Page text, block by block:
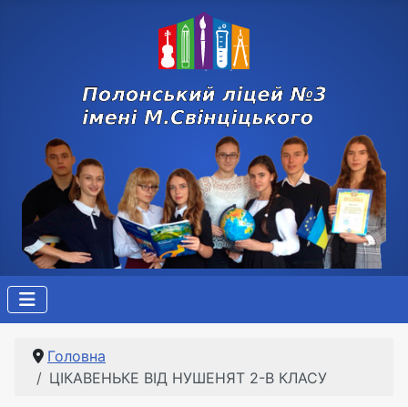
Головна
ЦІКАВЕНЬКЕ ВІД НУШЕНЯТ 2-В КЛАСУ